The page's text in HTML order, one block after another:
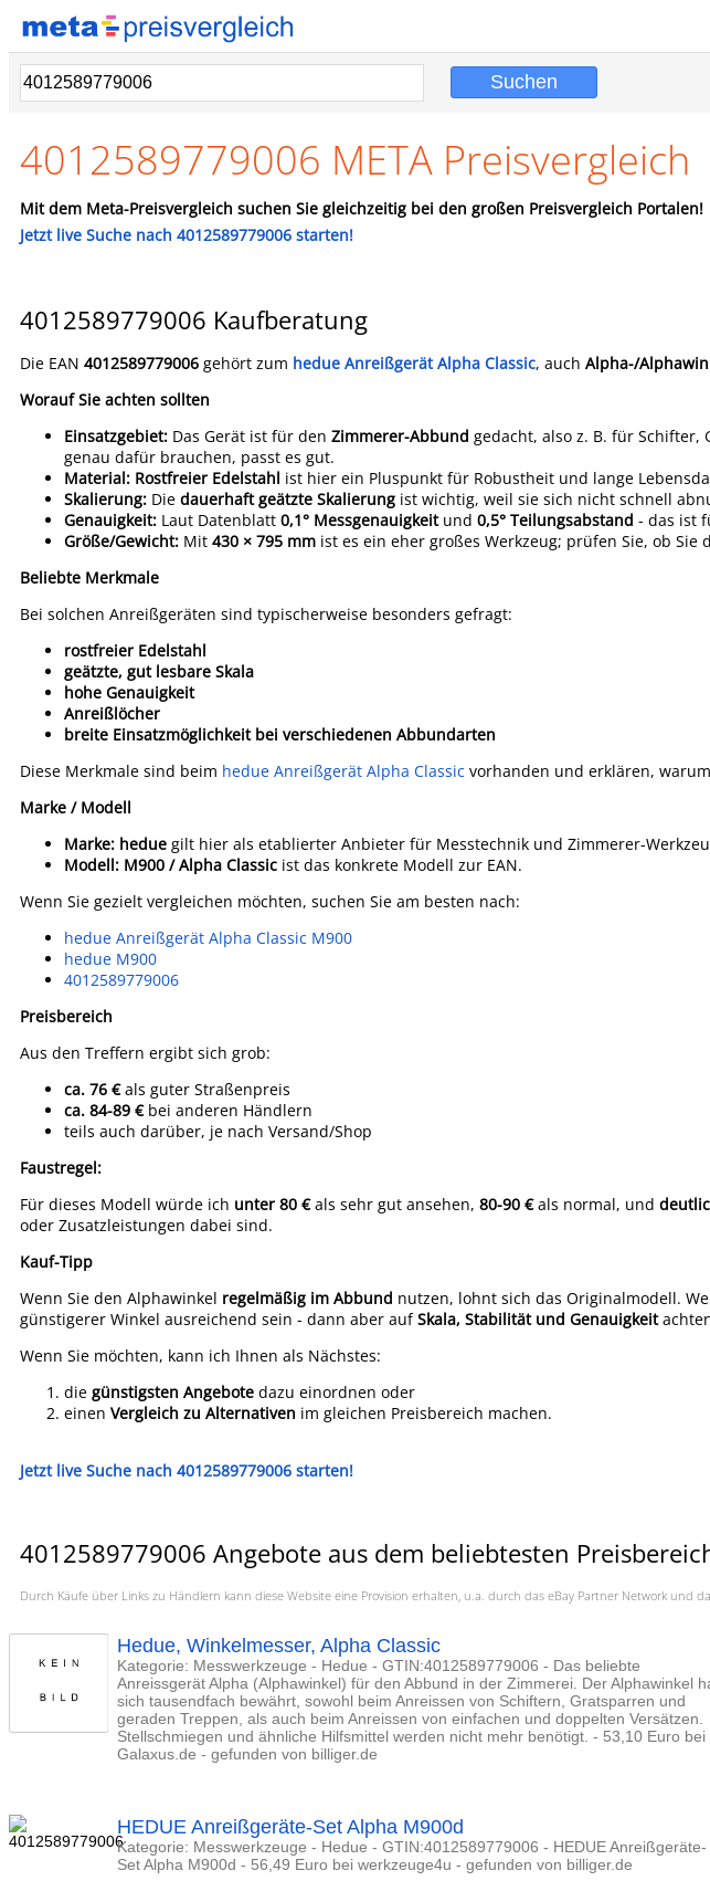
4012589779006 META Preisvergleich
Mit dem Meta-Preisvergleich suchen Sie gleichzeitig bei den großen Preisvergleich Portalen!
Jetzt live Suche nach 4012589779006 starten!
4012589779006 Kaufberatung
Die EAN 4012589779006 gehört zum hedue Anreißgerät Alpha Classic, auch Alpha-/
Worauf Sie achten sollten
Einsatzgebiet: Das Gerät ist für den Zimmerer-Abbund gedacht, also z. B. für Schifter,
genau dafür brauchen, passt es gut.
Material: Rostfreier Edelstahl ist hier ein Pluspunkt für Robustheit und lange
Skalierung: Die dauerhaft geätzte Skalierung ist wichtig, weil sie sich nicht schnell
Genauigkeit: Laut Datenblatt 0,1° Messgenauigkeitund 0,5° Teilungsabstand - das ist
Größe/Gewicht: Mit 430 × 795 mm ist es ein eher großes Werkzeug; prüfen Sie, ob
Beliebte Merkmale
Bei solchen Anreißgeräten sind typischerweise besonders gefragt:
rostfreier Edelstahl
geätzte, gut lesbare Skala
hohe Genauigkeit
Anreißlöcher
breite Einsatzmöglichkeit bei verschiedenen Abbundarten
Diese Merkmale sind beim hedue Anreißgerät Alpha Classic vorhanden und erklären,
Marke / Modell
Marke: hedue gilt hier als etablierter Anbieter für Messtechnik und Zimmerer-
Modell: M900 / Alpha Classic ist das konkrete Modell zur EAN.
Wenn Sie gezielt vergleichen möchten, suchen Sie am besten nach:
hedue Anreißgerät Alpha Classic M900
hedue M900
4012589779006
Preisbereich
Aus den Treffern ergibt sich grob:
ca. 76 €als guter Straßenpreis
ca. 84-89 €bei anderen Händlern
teils auch darüber, je nach Versand/Shop
Faustregel:
Für dieses Modell würde ich unter 80 €als sehr gut ansehen, 80-90 €als normal, und
oder Zusatzleistungen dabei sind.
Kauf-Tipp
Wenn Sie den Alphawinkel regelmäßig im Abbund nutzen, lohnt sich das Originalmodell.
günstigerer Winkel ausreichend sein - dann aber aufSkala, Stabilität und Genauigkeit
Wenn Sie möchten, kann ich Ihnen als Nächstes:
die günstigsten Angebote dazu einordnen oder
einen Vergleich zu Alternativen im gleichen Preisbereich machen.
Jetzt live Suche nach 4012589779006 starten!
4012589779006 Angebote aus dem beliebtesten
Durch Käufe über Links zu Händlern kann diese Website eine Provision erhalten, u.a. durch das eBay Partner Network und
Hedue, Winkelmesser, Alpha Classic
Kategorie: Messwerkzeuge - Hedue - GTIN:4012589779006 - Das beliebte
Anreissgerät Alpha (Alphawinkel) für den Abbund in der Zimmerei. Der Alphawinkel
sich tausendfach bewährt, sowohl beim Anreissen von Schiftern, Gratsparren und
geraden Treppen, als auch beim Anreissen von einfachen und doppelten Versätzen.
Stellschmiegen und ähnliche Hilfsmittel werden nicht mehr benötigt. - 53,10 Euro bei
Galaxus.de - gefunden von billiger.de
HEDUE Anreißgeräte-Set Alpha M900d
Kategorie: Messwerkzeuge - Hedue - GTIN:4012589779006 - HEDUE Anreißgeräte-
Set Alpha M900d - 56,49 Euro bei werkzeuge4u - gefunden von billiger.de